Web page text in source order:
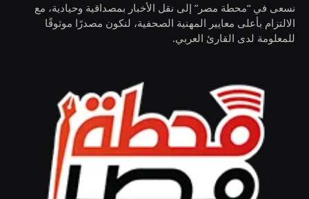
نسعى في “محطة مصر” إلى نقل الأخبار بمصداقية وحيادية، مع
الالتزام بأعلى معايير المهنية الصحفية، لنكون مصدرًا موثوقًا
للمعلومة لدى القارئ العربي.